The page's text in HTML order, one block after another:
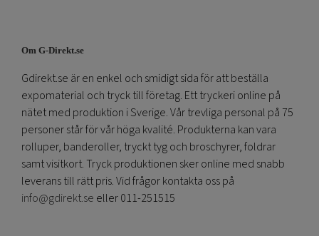
Om G-Direkt.se
Gdirekt.se är en enkel och smidigt sida för att beställa
expomaterial och tryck till företag. Ett tryckeri online på
nätet med produktion i Sverige. Vår trevliga personal på 75
personer står för vår höga kvalité. Produkterna kan vara
rolluper, banderoller, tryckt tyg och broschyrer, foldrar
samt visitkort. Tryck produktionen sker online med snabb
leverans till rätt pris. Vid frågor kontakta oss på
info@gdirekt.se eller 011-251515